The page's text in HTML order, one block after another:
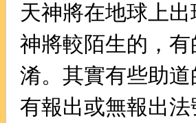
天神將在地球上
神將較陌生的，
淆。其實有些助
有報出或無報出